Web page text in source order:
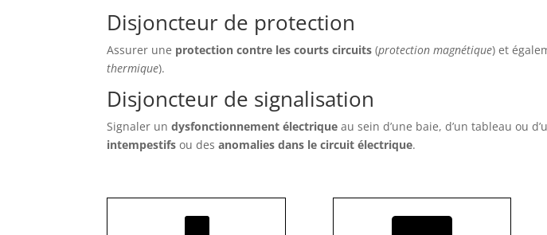
Disjoncteur de protection
Assurer une protection contre les courts circuits (protection magnétique) et
thermique).
Disjoncteur de signalisation
Signaler undysfonctionnement électrique au sein d’une baie, d’un tableau ou
intempestifs ou desanomalies dans le circuit électrique.